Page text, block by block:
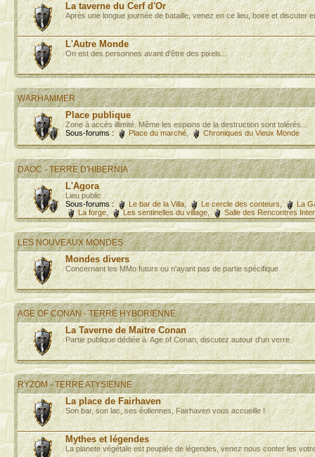
La taverne du Cerf d'Or
Après une longue journée de bataille, venez en ce lieu, boire et discuter
L'Autre Monde
On est des personnes avant d'être des pixels...
WARHAMMER
Place publique
Zone à accès illimité. Même les espions de la destruction sont tolérés...
Sous-forums :
Place du marché , Chroniques du Vieux Monde
DAOC - TERRE D'HIBERNIA
L'Agora
Lieu public
Sous-forums :
Le bar de la Villa, Le cercle des conteurs,
La
La forge, Les sentinelles du village, Salle des Rencontres
LES NOUVEAUX MONDES
Mondes divers
Concernant les MMo futurs ou n'ayant pas de partie spécifique
AGE OF CONAN - TERRE HYBORIENNE
La Taverne de Maitre Conan
Partie publique dédiée à Age of Conan, discutez autour d'un verre
RYZOM - TERRE ATYSIENNE
La place de Fairhaven
Son bar, son lac, ses éoliennes, Fairhaven vous accueille !
Mythes et légendes
La planete végétale est peuplée de légendes, venez nous conter les